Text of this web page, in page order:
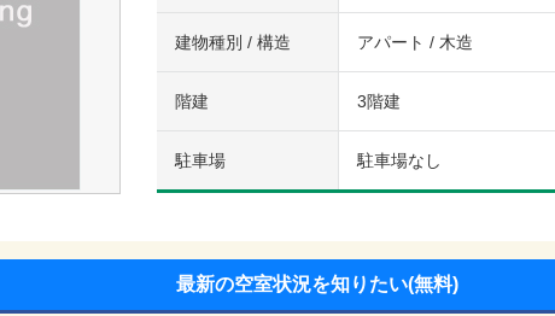
建物種別 / 構造 アパート / 木造
階建 3階建
駐車場 駐車場なし
最新の空室状況を知りたい(無料)